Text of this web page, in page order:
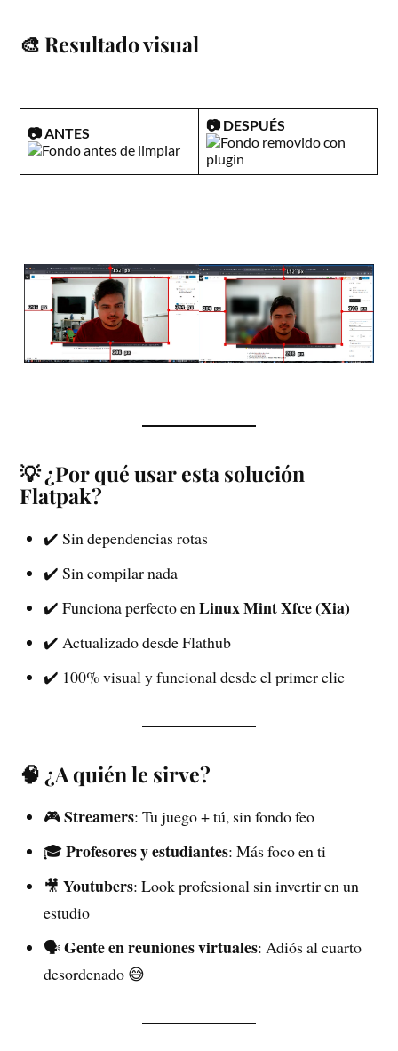
🎨 Resultado visual
📷 ANTES 📷 DESPUÉS
💡 ¿Por qué usar esta solución
Flatpak?
✔️ Sin dependencias rotas
✔️ Sin compilar nada
✔️ Funciona perfecto enLinux Mint Xfce (Xia)
✔️ Actualizado desde Flathub
✔️ 100% visual y funcional desde el primer clic
🧠 ¿A quién le sirve?
🎮Streamers: Tu juego + tú, sin fondo feo
🎓Profesores y estudiantes: Más foco en ti
🎥Youtubers: Look profesional sin invertir en un
estudio
🗣️Gente en reuniones virtuales: Adiós al cuarto
desordenado 😅